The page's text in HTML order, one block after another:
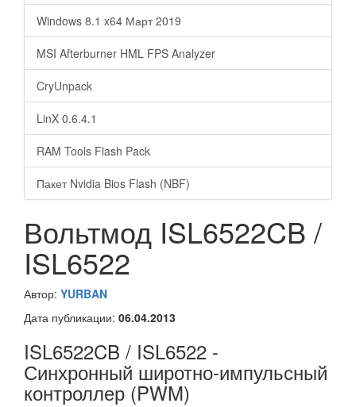
Windows 8.1 x64 Март 2019
MSI Afterburner HML FPS Analyzer
CryUnpack
LinX 0.6.4.1
RAM Tools Flash Pack
Пакет Nvidia Bios Flash (NBF)
Вольтмод ISL6522CB /
ISL6522
Автор: YURBAN
Дата публикации: 06.04.2013
ISL6522CB / ISL6522 -
Синхронный широтно-импульсный
контроллер (PWM)